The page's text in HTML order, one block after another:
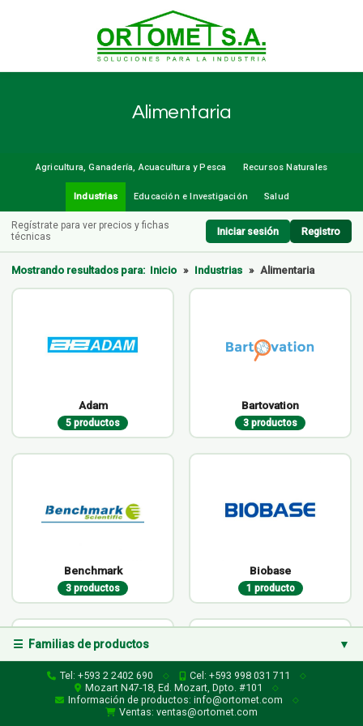
Alimentaria
Agricultura, Ganadería, Acuacultura y Pesca Recursos Naturales
Industrias Educación e Investigación Salud
Regístrate para ver precios y fichas
técnicas
Iniciar sesión Registro
☰ Familias de productos ▼
Familias de productos
Consumibles
Mostrando resultados para: Inicio » Industrias » Alimentaria
Adam
5 productos
Bartovation
3 productos
Benchmark
3 productos
Biobase
1 producto
Tel: +593 2 2402 690 ◇ Cel: +593 998 031 711 ◇
Mozart N47-18, Ed. Mozart, Dpto. #101 ◇
Información de productos: info@ortomet.com ◇
Ventas: ventas@ortomet.com